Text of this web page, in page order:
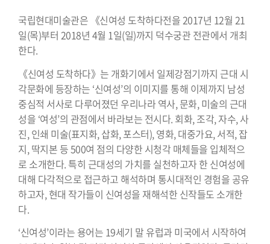
국립현대미술관은 《신여성 도착하다전을 2017년 12월 21
일(목)부터 2018년 4월 1일(일)까지 덕수궁관 전관에서 개최
한다.
《신여성 도착하다》는 개화기에서 일제강점기까지 근대 시
각문화에 등장하는 ‘신여성’의 이미지를 통해 이제까지 남성
중심적 서사로 다루어졌던 우리나라 역사, 문화, 미술의 근대
성을 ‘여성’의 관점에서 바라보는 전시다. 회화, 조각, 자수, 사
진, 인쇄 미술(표지화, 삽화, 포스터), 영화, 대중가요, 서적, 잡
지, 딱지본 등 500여 점의 다양한 시청각 매체들을 입체적으
로 소개한다. 특히 근대성의 가치를 실천하고자 한 신여성에
대해 다각적으로 접근하고 해석하며 통시대적인 경험을 공유
하고자, 현대 작가들이 신여성을 재해석한 신작들도 소개한
다.
‘신여성’이라는 용어는 19세기 말 유럽과 미국에서 시작하여